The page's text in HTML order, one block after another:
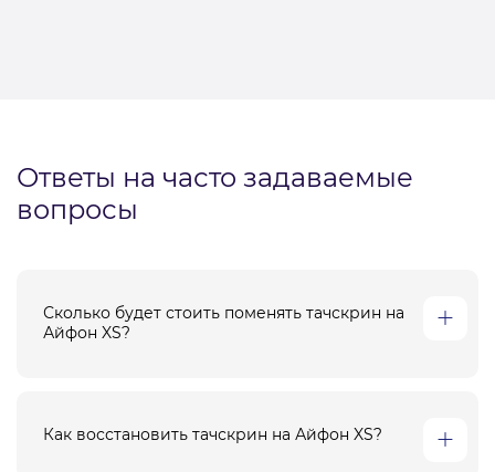
Ответы на часто задаваемые
вопросы
Сколько будет стоить поменять тачскрин на
Айфон XS?
Как восстановить тачскрин на Айфон XS?